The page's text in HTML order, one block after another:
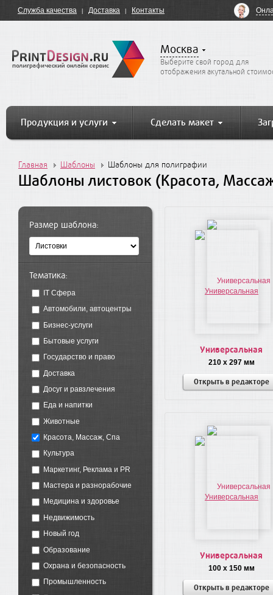
Служба качества Доставка Контакты
Москва
Выберите свой город для
отображения акутальной
Продукция и услуги Сделать макет
Главная Шаблоны Шаблоны для полиграфии
Шаблоны листовок (Красота,
Размер шаблона:
Тематика:
IT Сфера
Автомобили, автоцентры
Бизнес-услуги
Бытовые услуги
Государство и право
Доставка
Досуг и равзлечения
Еда и напитки
Животные
Красота, Массаж, Спа
Культура
Маркетинг, Реклама и PR
Мастера и разнорабочие
Медицина и здоровье
Недвижимость
Новый год
Образование
Охрана и безопасность
Промышленность
Универсальная
210 x 297 мм
Открыть в редакторе
Универсальная
100 x 150 мм
Открыть в редакторе